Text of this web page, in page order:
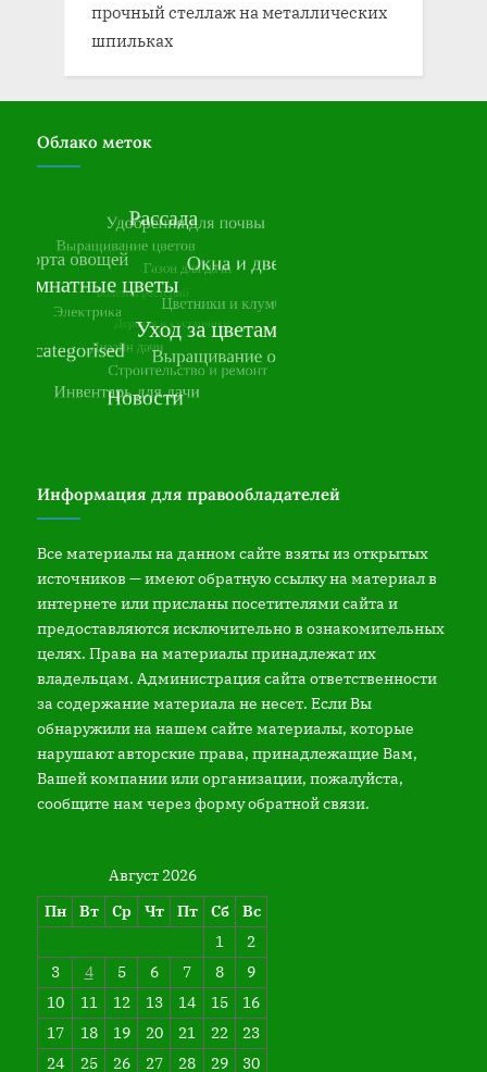
прочный стеллаж на металлических
шпильках
Облако меток
Информация для правообладателей
Все материалы на данном сайте взяты из открытых
источников — имеют обратную ссылку на материал в
интернете или присланы посетителями сайта и
предоставляются исключительно в ознакомительных
целях. Права на материалы принадлежат их
владельцам. Администрация сайта ответственности
за содержание материала не несет. Если Вы
обнаружили на нашем сайте материалы, которые
нарушают авторские права, принадлежащие Вам,
Вашей компании или организации, пожалуйста,
сообщите нам через форму обратной связи.
Август 2026
Пн
Вт Ср Чт Пт Сб
Вс
1
2
3
4 5 6 7 8
9
10
11 12 13 14 15
16
17
18 19 20 21 22
23
24
25 26 27 28 29 30